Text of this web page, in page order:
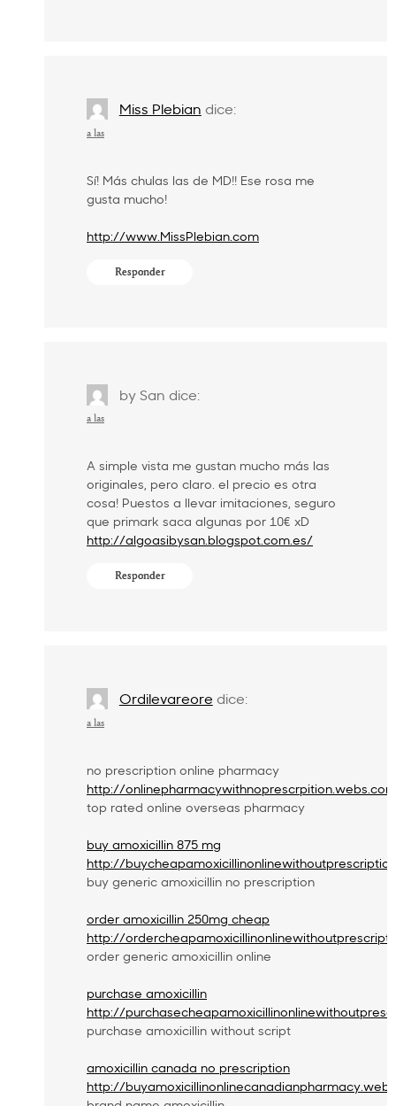
Miss Plebian dice:
a las
Sí! Más chulas las de MD!! Ese rosa me
gusta mucho!
http://www.MissPlebian.com
Responder
by San dice:
a las
A simple vista me gustan mucho más las
originales, pero claro. el precio es otra
cosa! Puestos a llevar imitaciones, seguro
que primark saca algunas por 10€ xD
http://algoasibysan.blogspot.com.es/
Responder
Ordilevareore dice:
a las
no prescription online pharmacy
http://
top rated online overseas pharmacy
buy amoxicillin 875 mg
http://
buy generic amoxicillin no prescription
order amoxicillin 250mg cheap
http://
order generic amoxicillin online
purchase amoxicillin
http://
purchase amoxicillin without script
amoxicillin canada no prescription
http://